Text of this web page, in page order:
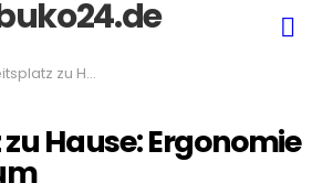
Hause: Ergonomie im Wohnraum
Hause: Ergonomie